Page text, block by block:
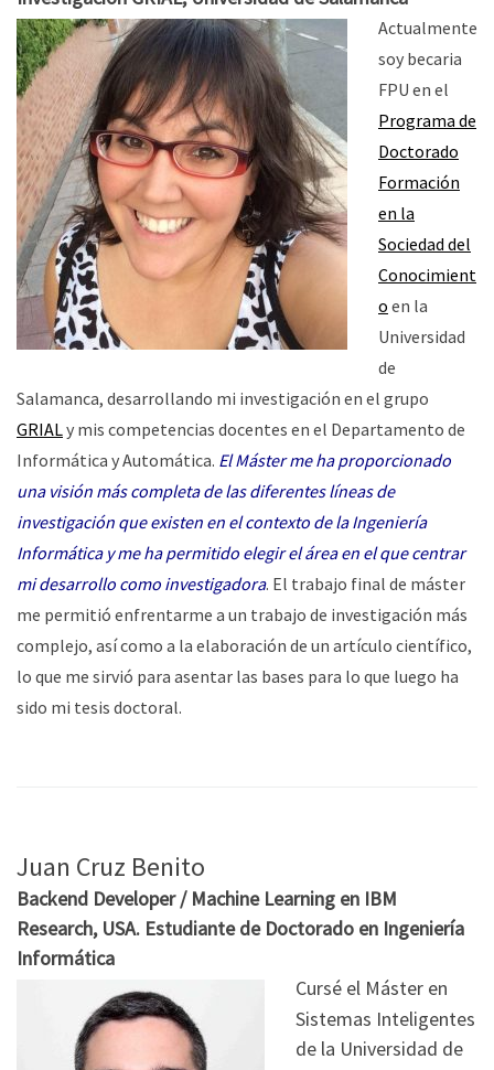
Actualmente
soy becaria
FPU en el
Programa de
Doctorado
Formación
en la
Sociedad del
Conocimient
o en la
Universidad
de
Salamanca, desarrollando mi investigación en el grupo
GRIALy mis competencias docentes en el Departamento de
Informática y Automática. El Máster me ha proporcionado
una visión más completa de las diferentes líneas de
investigación que existen en el contexto de la Ingeniería
Informática y me ha permitido elegir el área en el que centrar
mi desarrollo como investigadora. El trabajo final de máster
me permitió enfrentarme a un trabajo de investigación más
complejo, así como a la elaboración de un artículo científico,
lo que me sirvió para asentar las bases para lo que luego ha
sido mi tesis doctoral.
Juan Cruz Benito
Backend Developer / Machine Learning en IBM
Research, USA. Estudiante de Doctorado en Ingeniería
Informática
Cursé el Máster en
Sistemas Inteligentes
de la Universidad de